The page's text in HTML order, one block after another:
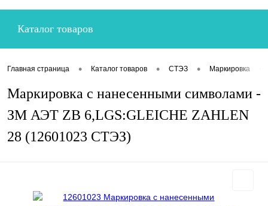
Каталог товаров
Главная страница • Каталог товаров • СТЭЗ • Маркировка
Маркировка с нанесенными символами -
ЗМ АЭТ ZB 6,LGS:GLEICHE ZAHLEN
28 (12601023 СТЭЗ)